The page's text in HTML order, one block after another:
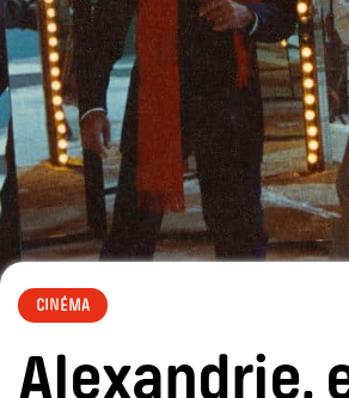
CINÉMA
Alexandrie,